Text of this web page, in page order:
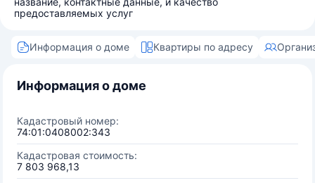
предоставляемых услуг
Информация о доме Квартиры по адресу
Информация о доме
Кадастровый номер:
74:01:0408002:343
Кадастровая стоимость:
7 803 968,13